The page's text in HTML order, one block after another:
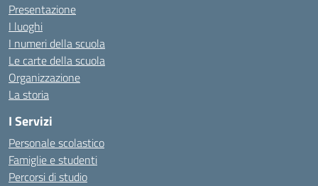
Presentazione
I luoghi
I numeri della scuola
Le carte della scuola
Organizzazione
La storia
I Servizi
Personale scolastico
Famiglie e studenti
Percorsi di studio